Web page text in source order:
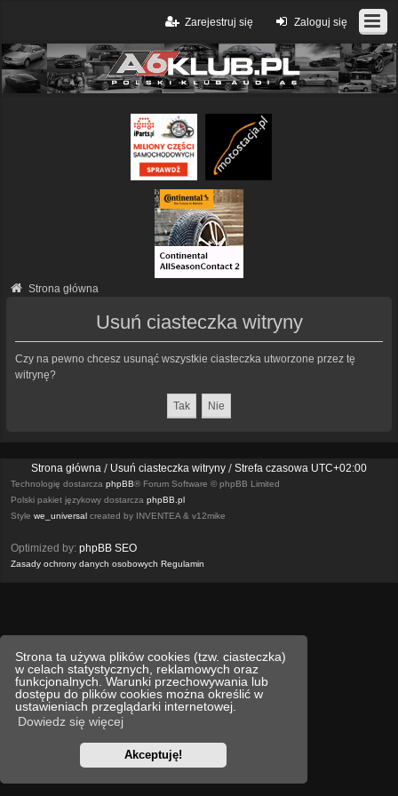
Strona ta używa plików cookies (tzw. ciasteczka)
w celach statystycznych, reklamowych oraz
funkcjonalnych. Warunki przechowywania lub
dostępu do plików cookies można określić w
ustawieniach przeglądarki internetowej.
Dowiedz się więcej
Akceptuję!
Zaloguj się
Zarejestruj się
Strona główna
Usuń ciasteczka witryny
Czy na pewno chcesz usunąć wszystkie ciasteczka utworzone przez tę
witrynę?
Strona główna Usuń ciasteczka witryny Strefa czasowa UTC+02:00
Technologię dostarcza phpBB® Forum Software © phpBB Limited
Polski pakiet językowy dostarcza phpBB.pl
Style we_universal created by INVENTEA & v12mike
Optimized by: phpBB SEO
Zasady ochrony danych osobowych Regulamin